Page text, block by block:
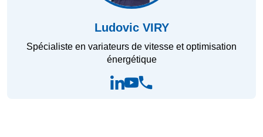
Ludovic VIRY
Spécialiste en variateurs de vitesse et optimisation
énergétique